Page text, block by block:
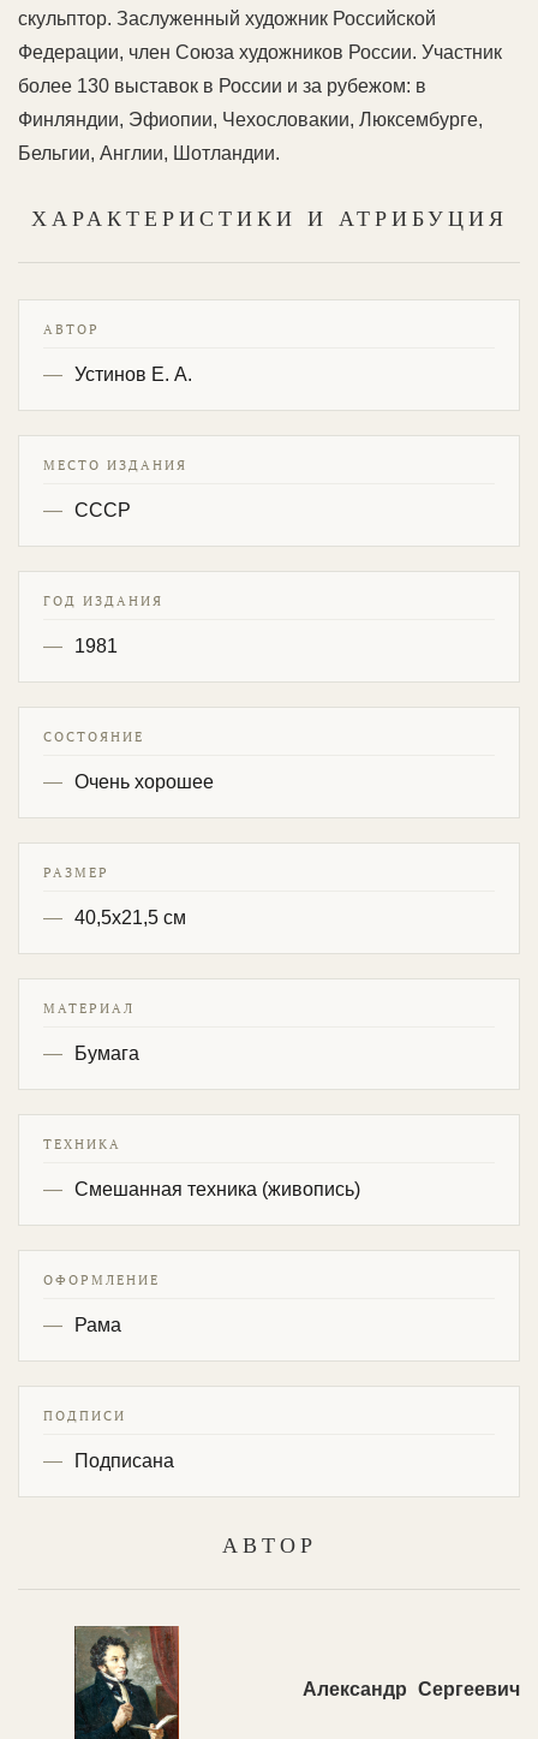
скульптор. Заслуженный художник Российской
Федерации, член Союза художников России. Участник
более 130 выставок в России и за рубежом: в
Финляндии, Эфиопии, Чехословакии, Люксембурге,
Бельгии, Англии, Шотландии.
ХАРАКТЕРИСТИКИ И АТРИБУЦИЯ
АВТОР
Устинов Е. А.
МЕСТО ИЗДАНИЯ
СССР
ГОД ИЗДАНИЯ
1981
СОСТОЯНИЕ
Очень хорошее
РАЗМЕР
40,5х21,5 см
МАТЕРИАЛ
Бумага
ТЕХНИКА
Смешанная техника (живопись)
ОФОРМЛЕНИЕ
Рама
ПОДПИСИ
Подписана
АВТОР
Александр Сергеевич